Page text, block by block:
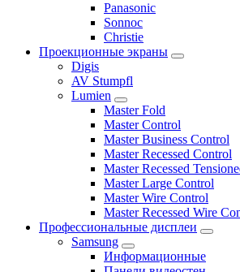
Panasonic
Sonnoc
Сhristie
Проекционные экраны
Digis
AV Stumpfl
Lumien
Master Fold
Master Control
Master Business Control
Master Recessed Control
Master Recessed
Master Large Control
Master Wire Control
Master Recessed Wire
Профессиональные дисплеи
Samsung
Информационные